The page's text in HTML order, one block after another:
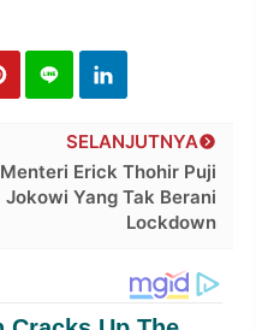
SELANJUTNYA
Menteri Erick Thohir Puji
Jokowi Yang Tak Berani
Lockdown